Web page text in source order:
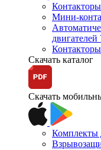
Мини-
Скачать каталог
Скачать
Комплекты